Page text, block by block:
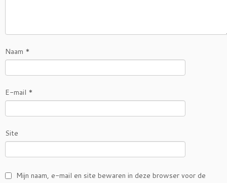
Naam *
E-mail *
Site
Mijn naam, e-mail en site bewaren in deze browser voor de